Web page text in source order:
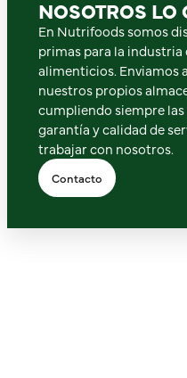
NOSOTROS
En Nutrifoods somos
primas para la
alimenticios. Enviamos
nuestros propios
cumpliendo siempre
garantía y calidad de
trabajar con nosotros.
Contacto